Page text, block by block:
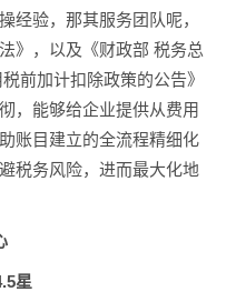
经验，那其服务团队呢，
》，以及《财政部 税务总
前加计扣除政策的公告》
，能够给企业提供从费用
账目建立的全流程精细化
税务风险，进而最大化地
星